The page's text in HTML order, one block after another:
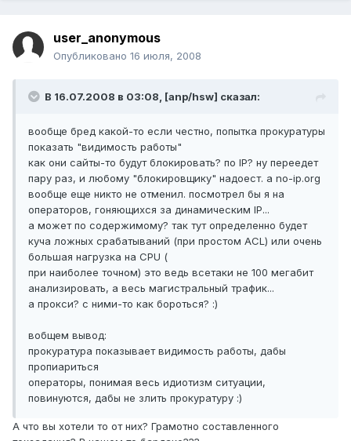
user_anonymous
Опубликовано 16 июля, 2008
В 16.07.2008 в 03:08, [anp/hsw] сказал:
вообще бред какой-то если честно, попытка прокуратуры
показать "видимость работы"
как они сайты-то будут блокировать? по IP? ну переедет
пару раз, и любому "блокировщику" надоест. а no-ip.org
вообще еще никто не отменил. посмотрел бы я на
операторов, гоняющихся за динамическим IP...
а может по содержимому? так тут определенно будет
куча ложных срабатываний (при простом ACL) или очень
большая нагрузка на CPU (
при наиболее точном) это ведь всетаки не 100 мегабит
анализировать, а весь магистральный трафик...
а прокси? с ними-то как бороться? :)
вобщем вывод:
прокуратура показывает видимость работы, дабы
пропиариться
операторы, понимая весь идиотизм ситуации,
повинуются, дабы не злить прокуратуру :)
А что вы хотели то от них? Грамотно составленного